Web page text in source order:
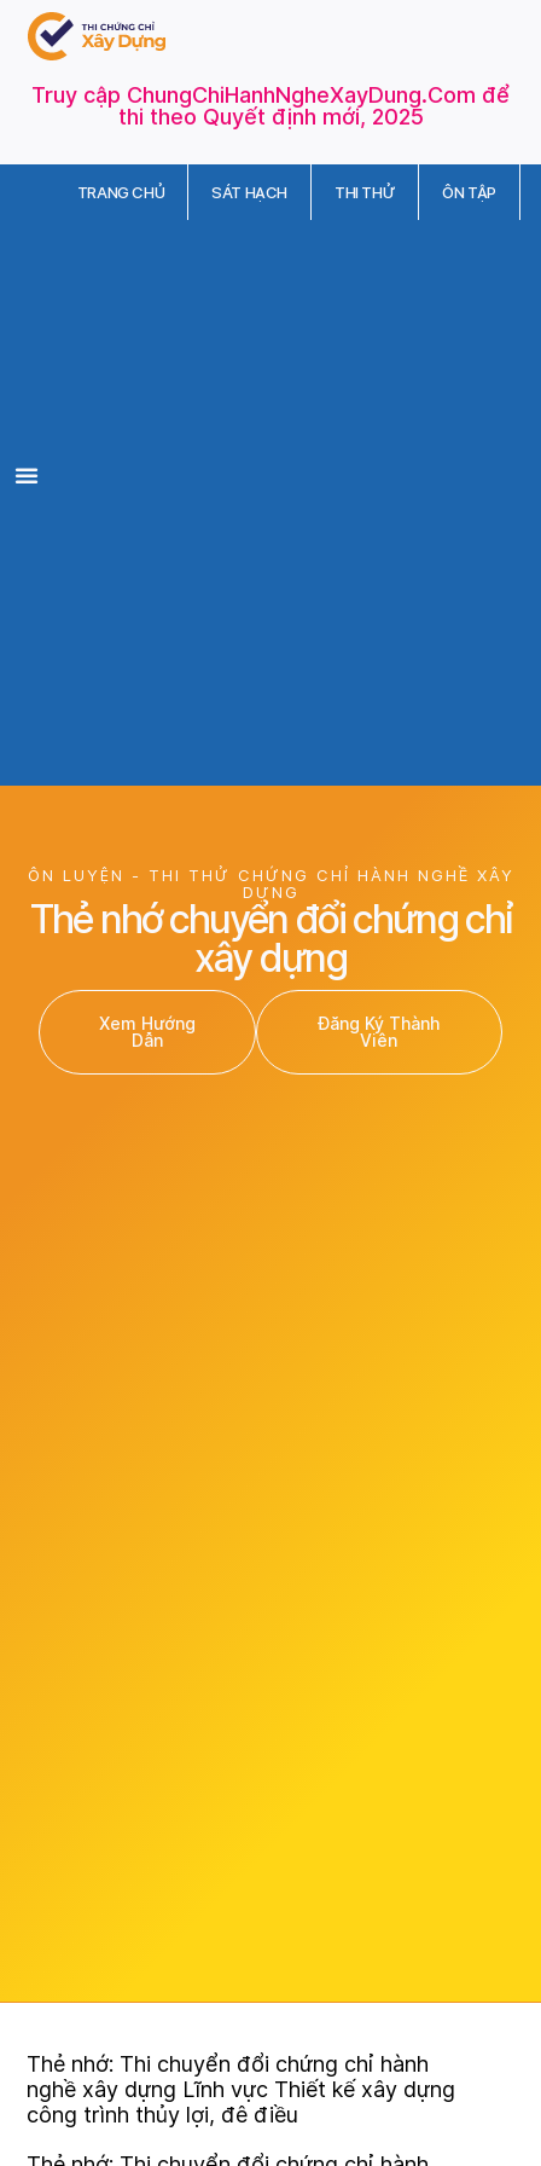
Truy cập ChungChiHanhNgheXayDung.Com để
thi theo Quyết định mới, 2025
TRANG CHỦ SÁT HẠCH THI THỬ ÔN TẬP
ÔN LUYỆN - THI THỬ CHỨNG CHỈ HÀNH NGHỀ XÂY
DỰNG
Thẻ nhớ chuyển đổi chứng chỉ
xây dựng
Xem Hướng
Dẫn
Đăng Ký Thành
Viên
Thẻ nhớ: Thi chuyển đổi chứng chỉ hành
nghề xây dựng Lĩnh vực Thiết kế xây dựng
công trình thủy lợi, đê điều